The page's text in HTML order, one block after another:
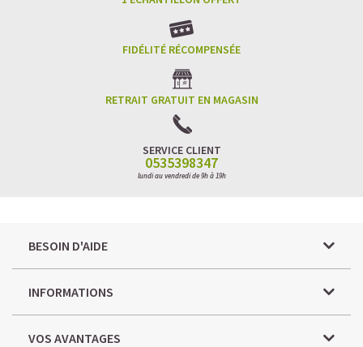
FIDÉLITÉ RÉCOMPENSÉE
RETRAIT GRATUIT EN MAGASIN
SERVICE CLIENT
0535398347
lundi au vendredi de 9h à 19h
BESOIN D'AIDE
INFORMATIONS
VOS AVANTAGES